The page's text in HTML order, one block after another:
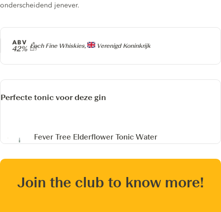
Producer
Loch Fine Whiskies, Verenigd Koninkrijk
ABV
42%
onderscheidend jenever.
Perfecte tonic voor deze gin
Fever Tree Elderflower Tonic Water
Join the club to know more!